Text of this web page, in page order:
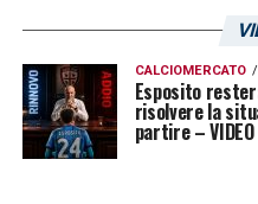
grande
avremmo meritato
bene così
».
CALCIOMERCATO
Esposito
risolvere la
partire – VIDEO